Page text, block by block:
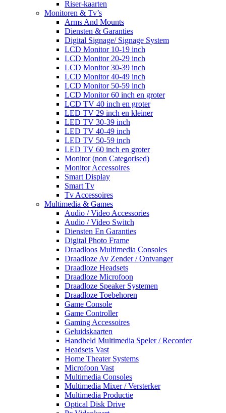
Riser-kaarten
Monitoren & Tv’s
Arms And Mounts
Diensten & Garanties
Digital Signage/ Signage System
LCD Monitor 10-19 inch
LCD Monitor 20-29 inch
LCD Monitor 30-39 inch
LCD Monitor 40-49 inch
LCD Monitor 50-59 inch
LCD Monitor 60 inch en groter
LCD TV 40 inch en groter
LED TV 29 inch en kleiner
LED TV 30-39 inch
LED TV 40-49 inch
LED TV 50-59 inch
LED TV 60 inch en groter
Monitor (non Categorised)
Monitor Accessoires
Smart Display
Smart Tv
Tv Accessoires
Multimedia & Games
Audio / Video Accessories
Audio / Video Switch
Diensten En Garanties
Digital Photo Frame
Draadloos Multimedia Consoles
Draadloze Av Zender / Ontvanger
Draadloze Headsets
Draadloze Microfoon
Draadloze Speaker Systemen
Draadloze Toebehoren
Game Console
Game Controller
Gaming Accessoires
Geluidskaarten
Handheld Multimedia Speler / Recorder
Headsets Vast
Home Theater Systems
Microfoon Vast
Multimedia Consoles
Multimedia Mixer / Versterker
Multimedia Productie
Optical Disk Drive